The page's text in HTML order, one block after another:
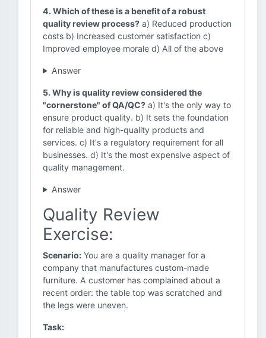
4. Which of these is a benefit of a robust
quality review process? a) Reduced production
costs b) Increased customer satisfaction c)
Improved employee morale d) All of the above
Answer
5. Why is quality review considered the
"cornerstone" of QA/QC? a) It's the only way to
ensure product quality. b) It sets the foundation
for reliable and high-quality products and
services. c) It's a regulatory requirement for all
businesses. d) It's the most expensive aspect of
quality management.
Answer
Quality Review
Exercise:
Scenario: You are a quality manager for a
company that manufactures custom-made
furniture. A customer has complained about a
recent order: the table top was scratched and
the legs were uneven.
Task: